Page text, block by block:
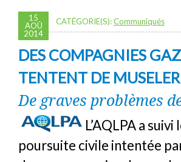
15
AOÛ
2014
CATÉGORIE(S):Communiqués
DES COMPAGNIES
TENTENT DE
De graves problèmes
L’AQLPA a
poursuite civile intentée